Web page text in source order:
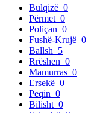
Bulqizë 0
Përmet 0
Poliçan 0
Fushë-Krujë 0
Ballsh 5
Rrëshen 0
Mamurras 0
Ersekë 0
Peqin 0
Bilisht 0